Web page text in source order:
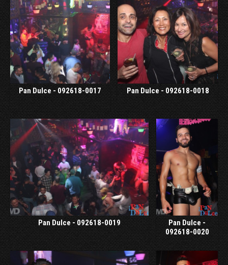
Pan Dulce - 092618-0017 Pan Dulce - 092618-0018
Pan Dulce - 092618-0019
Pan Dulce -
092618-0020